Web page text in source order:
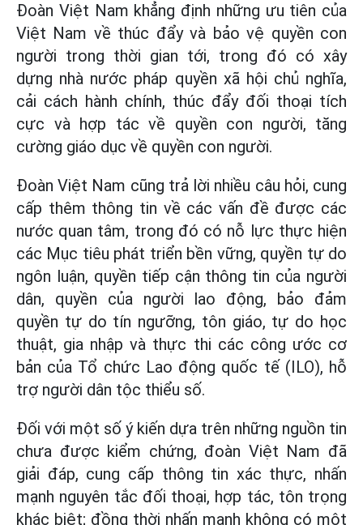
Đoàn Việt Nam khẳng định những ưu tiên của
Việt Nam về thúc đẩy và bảo vệ quyền con
người trong thời gian tới, trong đó có xây
dựng nhà nước pháp quyền xã hội chủ nghĩa,
cải cách hành chính, thúc đẩy đối thoại tích
cực và hợp tác về quyền con người, tăng
cường giáo dục về quyền con người.
Đoàn Việt Nam cũng trả lời nhiều câu hỏi, cung
cấp thêm thông tin về các vấn đề được các
nước quan tâm, trong đó có nỗ lực thực hiện
các Mục tiêu phát triển bền vững, quyền tự do
ngôn luận, quyền tiếp cận thông tin của người
dân, quyền của người lao động, bảo đảm
quyền tự do tín ngưỡng, tôn giáo, tự do học
thuật, gia nhập và thực thi các công ước cơ
bản của Tổ chức Lao động quốc tế (ILO), hỗ
trợ người dân tộc thiểu số.
Đối với một số ý kiến dựa trên những nguồn tin
chưa được kiểm chứng, đoàn Việt Nam đã
giải đáp, cung cấp thông tin xác thực, nhấn
mạnh nguyên tắc đối thoại, hợp tác, tôn trọng
khác biệt; đồng thời nhấn mạnh không có một